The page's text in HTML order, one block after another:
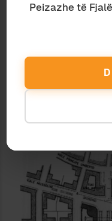
Ardian
LEKSIK
Peizazhe të